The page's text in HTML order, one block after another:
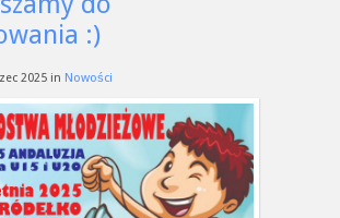
:)
2025 in Nowości